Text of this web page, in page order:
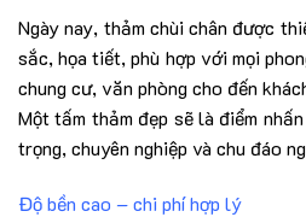
Ngày nay, thảm chùi chân được
sắc, họa tiết, phù hợp với mọi
chung cư, văn phòng cho đến
Một tấm thảm đẹp sẽ là điểm
trọng, chuyên nghiệp và chu đáo
Độ bền cao – chi phí hợp lý